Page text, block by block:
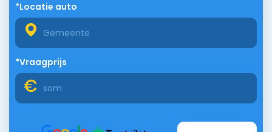
*Locatie auto
*Vraagprijs